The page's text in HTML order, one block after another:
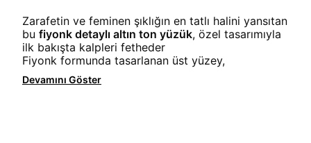
Zarafetin ve feminen şıklığın en tatlı halini yansıtan
bu fiyonk detaylı altın ton yüzük, özel tasarımıyla
ilk bakışta kalpleri fetheder
Fiyonk formunda tasarlanan üst yüzey,
Devamını Göster